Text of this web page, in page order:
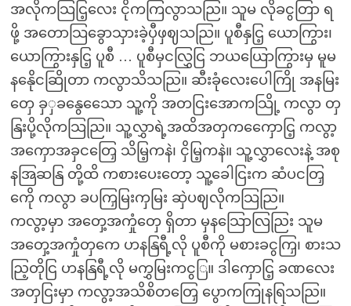
အလိုကသြငြ့လေး ငိုကကြလွာသညြ။ သူမ လိုခငွတြာ ရ
ဖို့ အတောသြခွောသှားခဲ့ပှီဖှဈသညြ။ ပူစီနှငြ့ ယောကြွား၊
ယောကြွားနှငြ့ ပူစီ … ပူစီမှငလြွှငြ ဘယယြောကြွားမှ မူမ
နနေိုငဆြိုတာ ကလွာသိသညြ။ ဆီးခုံလေးပေါကြို အနမြး
တှေ ခှှခနွေသေော သူ့ကို အတငြးအောကသြို့ ကလွာ တှ
နြးပို့လိုကသြညြ။ သူ့လွှာရဲ့အထိအတှကကှေောငြ့ ကလွာ့
အကှောအခှငတြှေ သိမြ့ကနဲ၊ ငှိမြ့ကနဲ။ သူ့လွှာလေးနဲ့ အစု
နအြဆနြ တို့ထိ ကစားပေးတော့ သူ့ခေါငြးက ဆံပငတြှ
ကေို ကလွာ ခပကြှမြးကှမြး ဆှဲပဈလိုကသြညြ။
ကလွာ့မှာ အတှေ့အကှုံတှေ ရှိတာ မှနသြောလြညြး သူမ
အတှေ့အကှုံတှကေ ဟနနြရီ့လို ပူစီကို မစားခငွကြှ၊ စားသ
ညြ့တိုငြ ဟနနြရီ့လို မကွှမြးကငွြ။ ဒါကှောငြ့ ခဏလေး
အတှငြးမှာ ကလွာ့အသိစိတတြှေ ပွောကကြုနရြသညြ။